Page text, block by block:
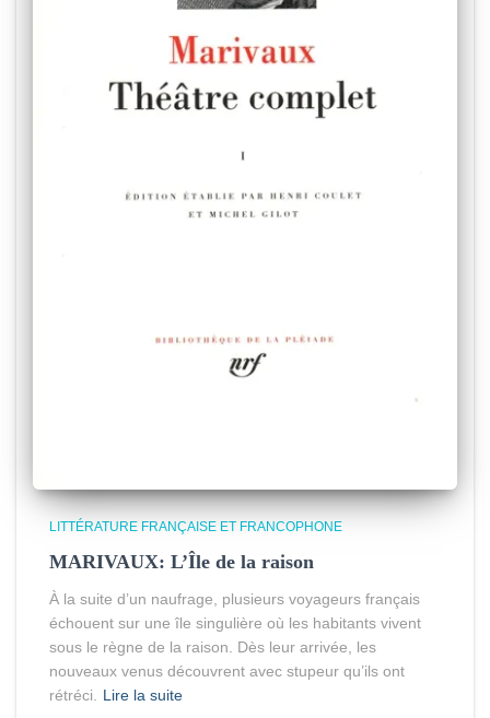
LITTÉRATURE FRANÇAISE ET FRANCOPHONE
MARIVAUX: L’Île de la raison
À la suite d’un naufrage, plusieurs voyageurs français
échouent sur une île singulière où les habitants vivent
sous le règne de la raison. Dès leur arrivée, les
nouveaux venus découvrent avec stupeur qu’ils ont
rétréci. Lire la suite